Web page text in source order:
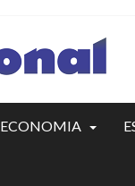
ECONOMIA